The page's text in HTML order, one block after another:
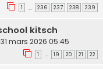
1 … 236 237 238 239
kitsch
mars 2026 05:45
1 … 19 20 21 22